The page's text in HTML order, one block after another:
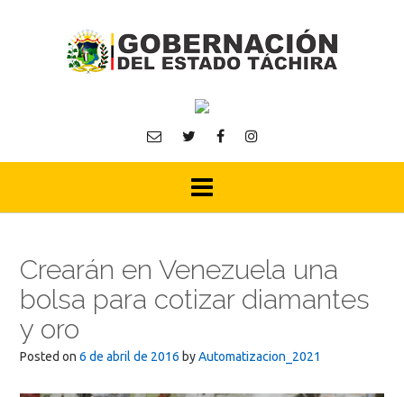
Crearán en Venezuela una
bolsa para cotizar diamantes
y oro
Posted on 6 de abril de 2016 byAutomatizacion_2021